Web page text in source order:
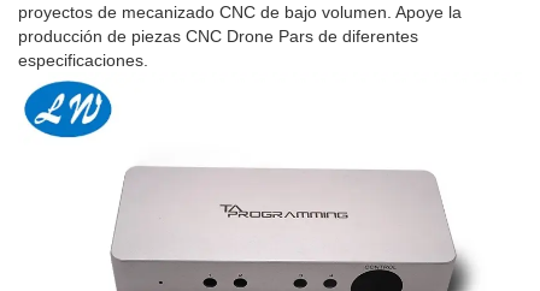
proyectos de mecanizado CNC de bajo volumen. Apoye la
producción de piezas CNC Drone Pars de diferentes
especificaciones.